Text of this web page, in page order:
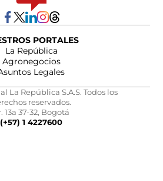
PORTALES
La República
Agronegocios
Legales
La República S.A.S. Todos los
reservados.
13a 37-32, Bogotá
(+57) 1 4227600